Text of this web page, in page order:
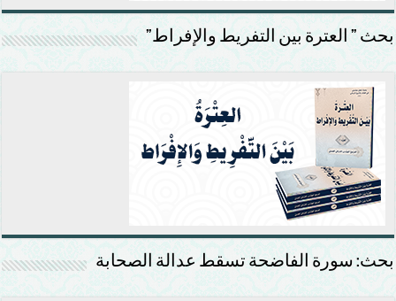
بحث ” العترة بين التفريط والإفراط”
بحث: سورة الفاضحة تسقط عدالة الصحابة